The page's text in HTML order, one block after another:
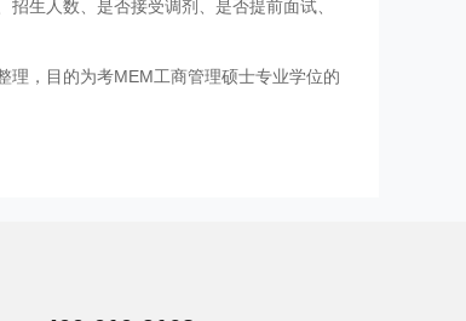
生人数、是否接受调剂、是否提前面试、
理，目的为考MEM工商管理硕士专业学位的